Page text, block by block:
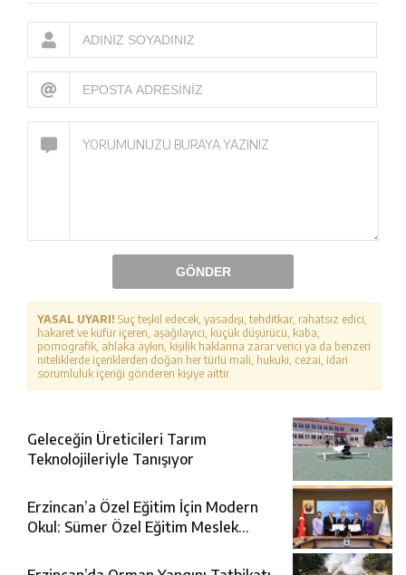
GÖNDER
YASAL UYARI! Suç teşkil edecek, yasadışı, tehditkar, rahatsız edici,
hakaret ve küfür içeren, aşağılayıcı, küçük düşürücü, kaba,
pornografik, ahlaka aykırı, kişilik haklarına zarar verici ya da benzeri
niteliklerde içeriklerden doğan her türlü mali, hukuki, cezai, idari
sorumluluk içeriği gönderen kişiye aittir.
Geleceğin Üreticileri Tarım
Teknolojileriyle Tanışıyor
Erzincan’a Özel Eğitim İçin Modern
Okul: Sümer Özel Eğitim Meslek